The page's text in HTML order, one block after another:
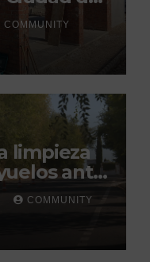
está
de 2025
COMMUNITY
limpieza
ante
COMMUNITY